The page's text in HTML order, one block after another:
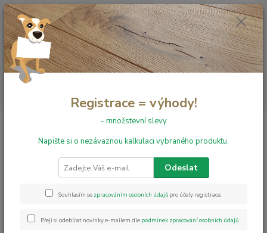
Menu
+420 731 199 591 0ks
za0,00 Kč
Práce s cookies
Provozovatel webové stránky…………., společnost………..
…………………
vedeném Krajským soudem v
………. , vložka
(dále jen „prodávající“ nebo „správce“) pracuje na této webové
stránce se soubory cookies.
Registrace = výhody!
- množstevní slevy
Napište si o nezávaznou kalkulaci vybraného produktu.
Odeslat
Souhlasím se zpracováním osobních údajů pro účely registrace.
Přeji si odebírat novinky e-mailem dle podmínek zpracování osobních údajů.